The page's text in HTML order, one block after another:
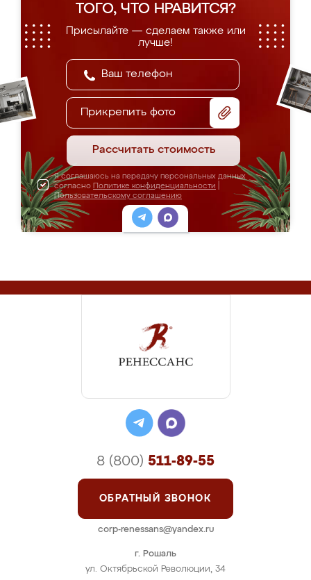
ТОГО, ЧТО НРАВИТСЯ?
Присылайте — сделаем также или
лучше!
Прикрепить фото
Рассчитать стоимость
Я соглашаюсь на передачу персональных данных
согласно Политике конфиденциальности
Пользовательскому соглашению
г. Рошаль
ул. Октябрьской Революции, 34
8 (800) 511-89-55
ОБРАТНЫЙ ЗВОНОК
corp-renessans@yandex.ru